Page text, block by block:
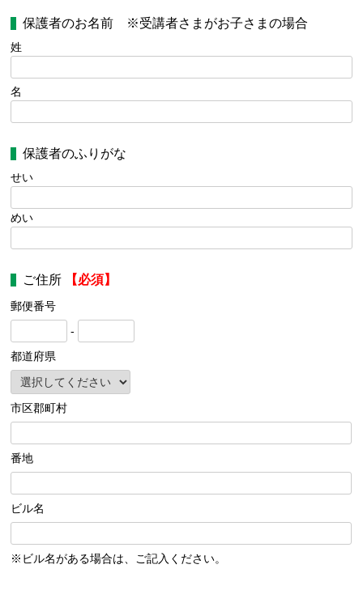
保護者のお名前 ※受講者さまがお子さまの場合
姓
名
保護者のふりがな
せい
めい
ご住所 【必須】
郵便番号
-
都道府県
市区郡町村
番地
ビル名
※ビル名がある場合は、ご記入ください。